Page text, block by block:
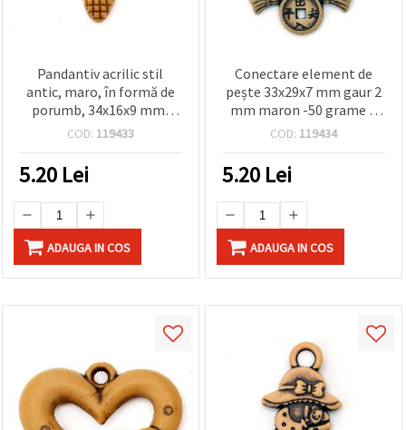
Pandantiv acrilic stil
antic, maro, în formă de
porumb, 34x16x9 mm,
orificiu 2,5 mm – 50 g (~22
COD: 119433
5.20 Lei
ADAUGA IN COS
Conectare element de
pește 33x29x7 mm gaur 2
mm maron -50 grame ~
14 buc
COD: 119434
5.20 Lei
ADAUGA IN COS